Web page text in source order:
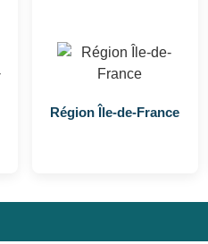
Région Île-de-France